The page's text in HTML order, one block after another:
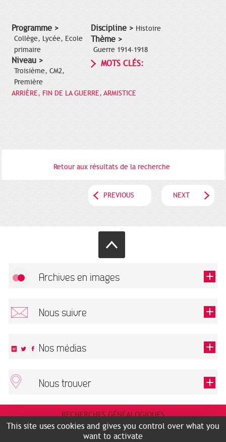
Programme >
Collège, Lycée, Ecole
primaire
Niveau >
Troisième, CM2,
Première
Discipline > Histoire
Thème >
Guerre 1914-1918
MOTS CLÉS:
ARRIÈRE, FIN DE LA GUERRE, ARMISTICE
Retour aux résultats de la recherche
PREVIOUS NEXT
Archives en images
Nous suivre
This field is required.
Nos médias
Nous trouver
ARCHIVES MUNICIPALES
2 rue des Archives
RECHERCHES GÉNÉALOGIQUES
NOUS CONNAÎTRE
SERVICE ÉDUCATIF
This site uses cookies and gives you control over what you
want to activate